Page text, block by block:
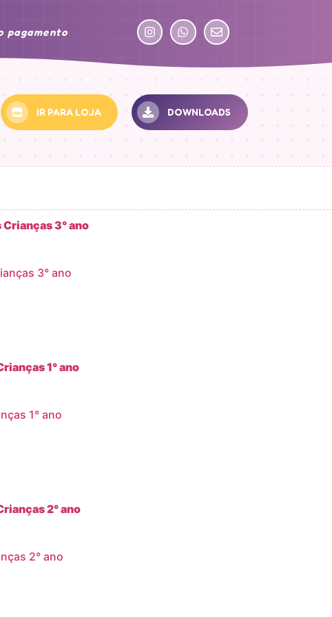
pagamento
IR PARA LOJA DOWNLOADS
3° ano
1° ano
2° ano